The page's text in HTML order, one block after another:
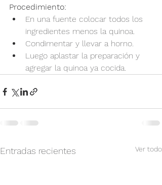
Procedimiento:
En una fuente colocar todos los
ingredientes menos la quinoa.
Condimentar y llevar a horno.
Luego aplastar la preparación y
agregar la quinoa ya cocida.
Entradas recientes Ver todo